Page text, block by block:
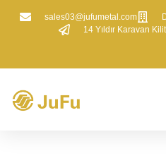
sales03@jufumetal.com
​14 Yıldır Karavan